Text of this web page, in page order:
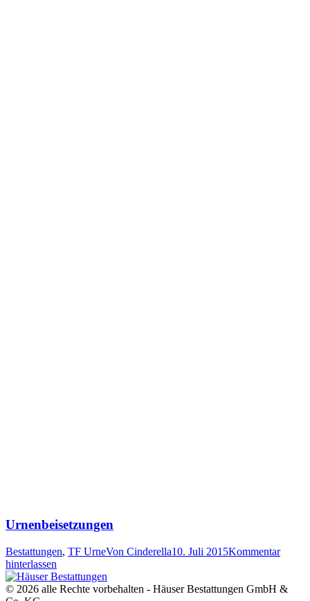
Urnenbeisetzungen
Bestattungen, TF UrneVon Cinderella10. Juli 2015Kommentar
hinterlassen
© 2026 alle Rechte vorbehalten - Häuser Bestattungen GmbH &